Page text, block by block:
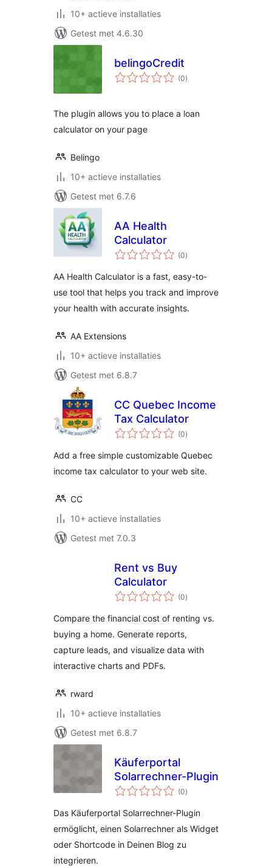
10+ actieve installaties
Getest met 4.6.30
belingoCredit
(0totaal
waarderingen
)
The plugin allows you to place a loan
calculator on your page
Belingo
10+ actieve installaties
Getest met 6.7.6
AA Health
Calculator
(0totaal
waarderingen
)
AA Health Calculator is a fast, easy-to-
use tool that helps you track and improve
your health with accurate insights.
AA Extensions
10+ actieve installaties
Getest met 6.8.7
CC Quebec Income
Tax Calculator
(0totaal
waarderingen
)
Add a free simple customizable Quebec
income tax calculator to your web site.
CC
10+ actieve installaties
Getest met 7.0.3
Rent vs Buy
Calculator
(0totaal
waarderingen
)
Compare the financial cost of renting vs.
buying a home. Generate reports,
capture leads, and visualize data with
interactive charts and PDFs.
rward
10+ actieve installaties
Getest met 6.8.7
Käuferportal
Solarrechner-Plugin
(0totaal
waarderingen
)
Das Käuferportal Solarrechner-Plugin
ermöglicht, einen Solarrechner als Widget
oder Shortcode in Deinen Blog zu
integrieren.